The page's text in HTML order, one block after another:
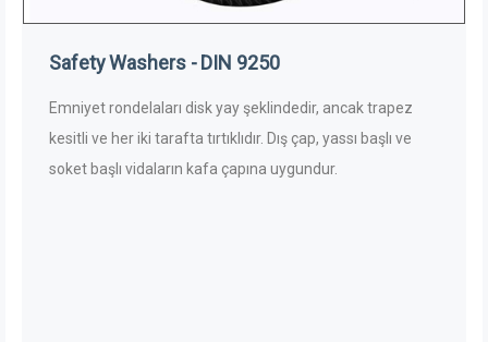
Safety Washers - DIN 9250
Emniyet rondelaları disk yay şeklindedir, ancak trapez
kesitli ve her iki tarafta tırtıklıdır. Dış çap, yassı başlı ve
soket başlı vidaların kafa çapına uygundur.